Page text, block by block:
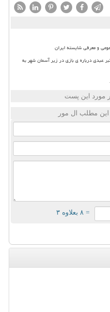
و معرفی شایسته ایران
عبدی درباره ی بازی در زیر آسمان شهر به
مورد این پست
مطلب ال مور
= ۸ بعلاوه ۳